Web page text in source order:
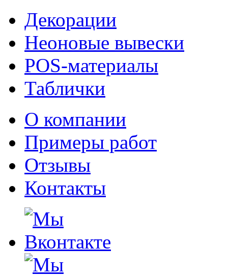
Декорации
Неоновые вывески
POS-материалы
Таблички
О компании
Примеры работ
Отзывы
Контакты